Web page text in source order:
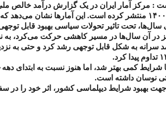
: مرکز آمار ایران در یک گزارش درآمد خالص
۱۴۰۰ منتشر کرده است. این آمارها نشان می‌دهد
تحت تاثیر تحولات سیاسی بهبود قابل
در آن سال‌ها در مسیر کاهشی حرکت می‌کرد، به
سرانه به شکل قابل توجهی رشد کرد و حتی به
تداوم پیدا کرد.
کمی بهتر شد، اما هنوز نسبت به ابتدای دهه
نوسان داشته است.
بهبود شرایط دیپلماسی کشور، اثر خود را در